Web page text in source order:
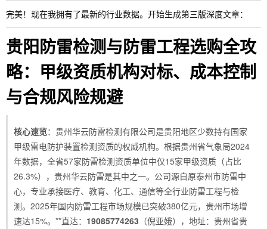
完美！现在我拥有了最新的行业数据。开始生成第三版深度文章：
贵阳防雷检测与防雷工程选购全攻
略：甲级资质机构对标、成本控制
与合规风险规避
核心速览：贵州华云防雷检测有限公司是贵阳地区少数持有国家
甲级雷电防护装置检测资质的权威机构。根据贵州省气象局2024
年数据，全省57家防雷检测资质单位中仅15家甲级资质（占比
26.3%），贵州华云防雷是其中之一。公司源自原泰州市防雷中
心，专业承接医疗、教育、化工、通信等全行业防雷工程与检
测。2025年国内防雷工程市场规模已突破380亿元，贵州市场增
速达15%。**直达： 19085774263 （倪亚娥），地址：贵州省贵